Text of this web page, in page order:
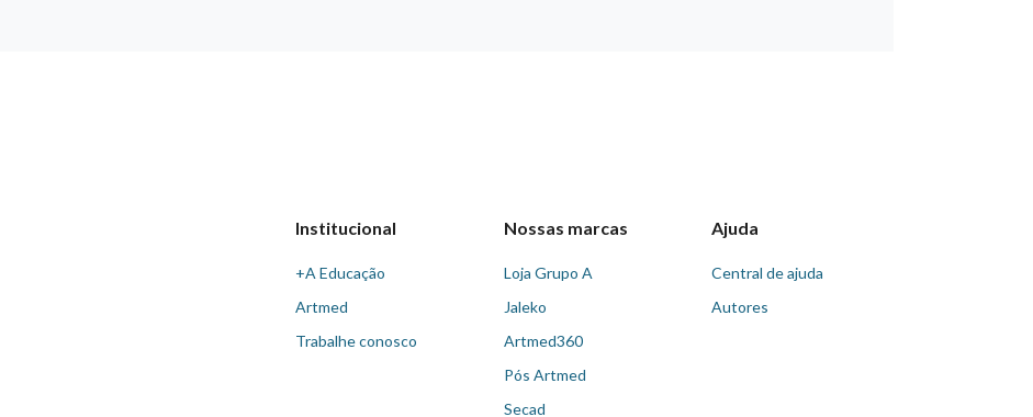
Institucional
+A Educação
Artmed
Trabalhe conosco
Nossas marcas
Loja Grupo A
Jaleko
Artmed360
Pós Artmed
Secad
Ajuda
Central de ajuda
Autores